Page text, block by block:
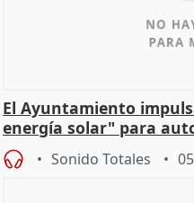
El Ayuntamiento
energía solar" para
Sonido Totales